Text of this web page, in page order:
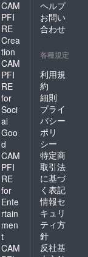
CAM
PFI
RE
Crea
tion
CAM
PFI
RE
for
Soci
al
Goo
d
CAM
PFI
RE
for
Ente
rtain
men
t
CAM
ヘルプ
お問い
合わせ
各種規定
利用規
約
細則
プライ
バシー
ポリ
シー
特定商
取引法
に基づ
く表記
情報セ
キュリ
ティ方
針
反社基